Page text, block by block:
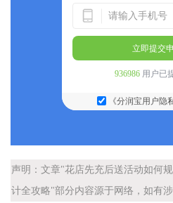
立即提交
936986用户已
《分润宝用户隐
声明：文章"花店先充后送活动如何
计全攻略"部分内容源于网络，如有